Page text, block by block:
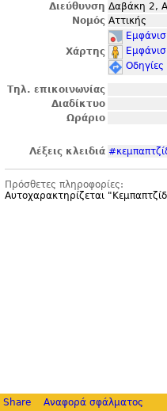
Διεύθυνση Δαβάκη 2,
Νομός Αττικής
Χάρτης
Τηλ. επικοινωνίας
Διαδίκτυο
Ωράριο
Λέξεις κλειδιά
Πρόσθετες πληροφορίες:
Αυτοχαρακτηρίζεται "
Share Αναφορά σφάλματος